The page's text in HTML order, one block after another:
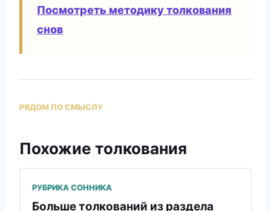
Посмотреть методику толкования
снов
РЯДОМ ПО СМЫСЛУ
Похожие толкования
РУБРИКА СОННИКА
Больше толкований из раздела